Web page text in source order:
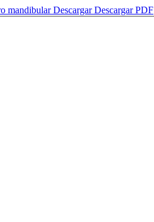
mandibularDescargarDescargar PDF